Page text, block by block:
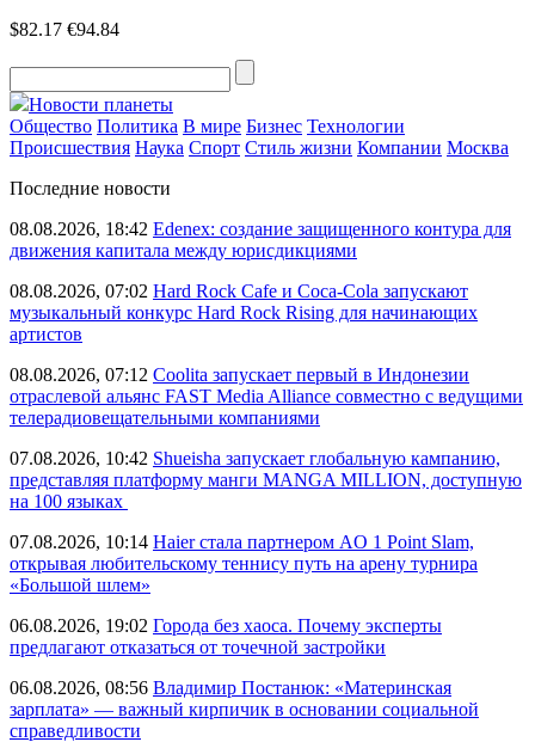
$82.17 €94.84
Новости планеты
Общество Политика В мире Бизнес Технологии
Происшествия Наука Спорт Стиль жизни Компании Москва
Последние новости
08.08.2026, 18:42 Edenex: создание защищенного контура для
движения капитала между юрисдикциями
08.08.2026, 07:02 Hard Rock Cafe и Coca-Cola запускают
музыкальный конкурс Hard Rock Rising для начинающих
артистов
08.08.2026, 07:12 Coolita запускает первый в Индонезии
отраслевой альянс FAST Media Alliance совместно с ведущими
телерадиовещательными компаниями
07.08.2026, 10:42 Shueisha запускает глобальную кампанию,
представляя платформу манги MANGA MILLION, доступную
на 100 языках
07.08.2026, 10:14 Haier стала партнером AO 1 Point Slam,
открывая любительскому теннису путь на арену турнира
«Большой шлем»
06.08.2026, 19:02 Города без хаоса. Почему эксперты
предлагают отказаться от точечной застройки
06.08.2026, 08:56 Владимир Постанюк: «Материнская
зарплата» — важный кирпичик в основании социальной
справедливости